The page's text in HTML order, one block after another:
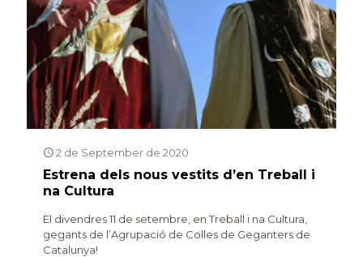
2 de September de 2020
Estrena dels nous vestits d’en Treball i
na Cultura
El divendres 11 de setembre, en Treball i na Cultura,
gegants de l’Agrupació de Colles de Geganters de
Catalunya!